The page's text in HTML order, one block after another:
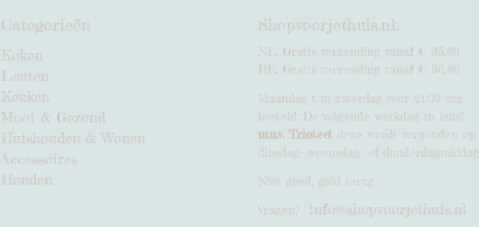
Categorieën
Koken
Leuten
Keuken
Mooi & Gezond
Huishouden & Wonen
Accessoires
Honden
Shopvoorjethuis.nl:
NL: Gratis verzending vanaf € 35,00
BE: Gratis verzending vanaf € 50,00
Maandag t/m zaterdag voor 21:00 uur
besteld: De volgende werkdag in huis!
m.u.v. Triotect deze wordt verzonden op
dinsdag- woensdag- of donderdagmiddag
Niet goed, geld terug
Vragen? info@shopvoorjethuis.nl